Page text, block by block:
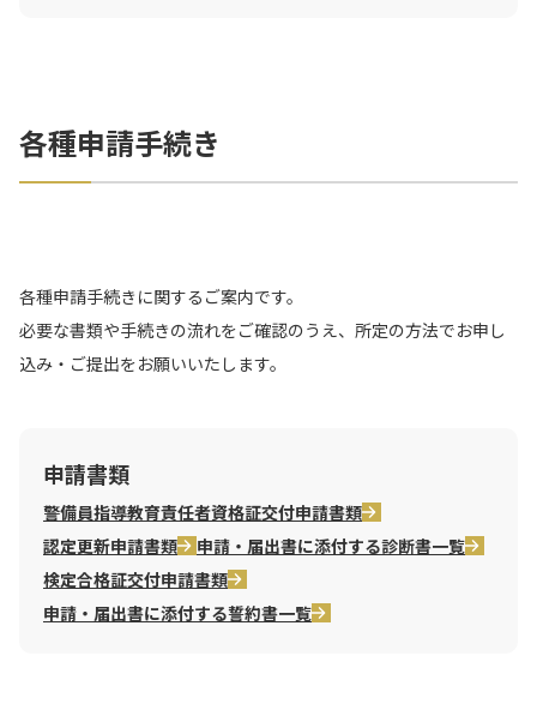
各種申請手続き
各種申請手続きに関するご案内です。
必要な書類や手続きの流れをご確認のうえ、所定の方法でお申し
込み・ご提出をお願いいたします。
申請書類
警備員指導教育責任者資格証交付申請書類
認定更新申請書類
申請・届出書に添付する診断書一覧
検定合格証交付申請書類
申請・届出書に添付する誓約書一覧